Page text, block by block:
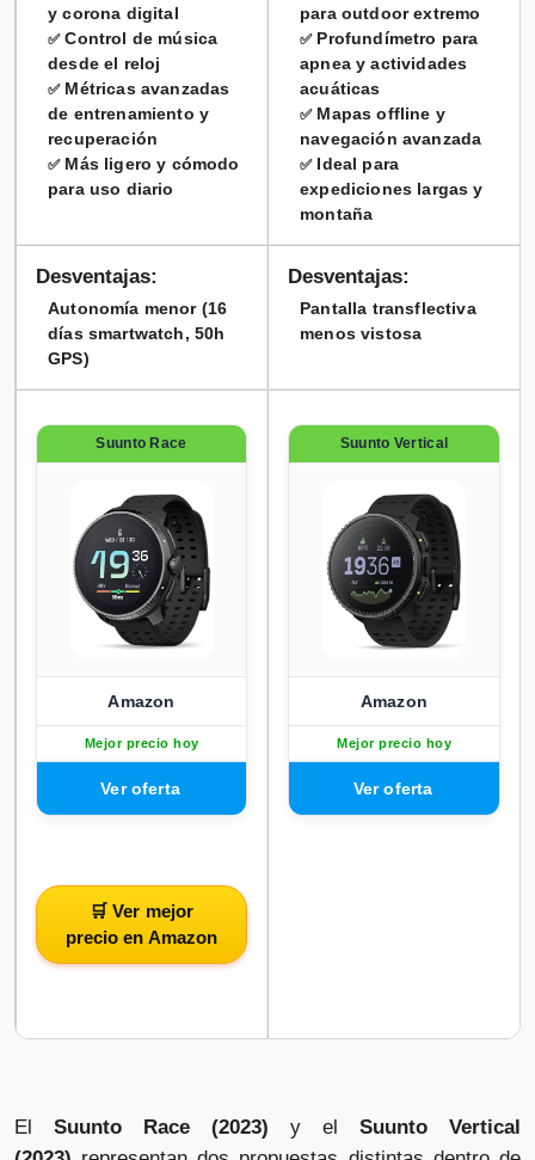
y corona digital
✅Control de música
desde el reloj
✅Métricas avanzadas
de entrenamiento y
recuperación
✅Más ligero y cómodo
para uso diario
para outdoor extremo
✅Profundímetro para
apnea y actividades
acuáticas
✅Mapas offline y
navegación avanzada
✅Ideal para
expediciones largas y
montaña
Desventajas:
Autonomía menor (16
días smartwatch, 50h
GPS)
Desventajas:
Pantalla transflectiva
menos vistosa
Suunto Race
Amazon
Mejor precio hoy
🛒 Ver mejor
precio en Amazon
Suunto Vertical
Amazon
Mejor precio hoy
El Suunto Race (2023) y el Suunto Vertical